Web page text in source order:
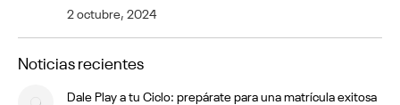
2 octubre, 2024
Noticias recientes
Dale Play a tu Ciclo: prepárate para una matrícula exitosa